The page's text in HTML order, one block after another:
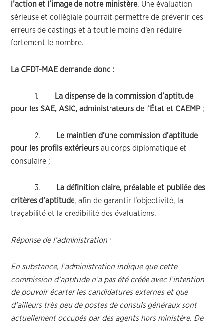
l’action et l’image de notre ministère. Une évaluation
sérieuse et collégiale pourrait permettre de prévenir ces
erreurs de castings et à tout le moins d’en réduire
fortement le nombre.
La CFDT-MAE demande donc :
1.
La dispense de la commission d’aptitude
pour les SAE, ASIC, administrateurs de l’État et CAEMP;
2.
Le maintien d’une commission d’aptitude
pour les profils extérieurs au corps diplomatique et
consulaire ;
3.
La définition claire, préalable et publiée des
critères d’aptitude, afin de garantir l’objectivité, la
traçabilité et la crédibilité des évaluations.
Réponse de l’administration :
En substance, l’administration indique que cette
commission d’aptitude n’a pas été créée avec l’intention
de pouvoir écarter les candidatures externes et que
d’ailleurs très peu de postes de consuls généraux sont
actuellement occupés par des agents hors ministère. De